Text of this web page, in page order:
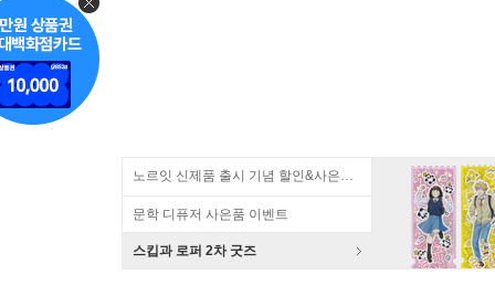
노르잇 신제품 출시 기념 할인&사은품 증정!
문학 디퓨저 사은품 이벤트
스킵과 로퍼 2차 굿즈